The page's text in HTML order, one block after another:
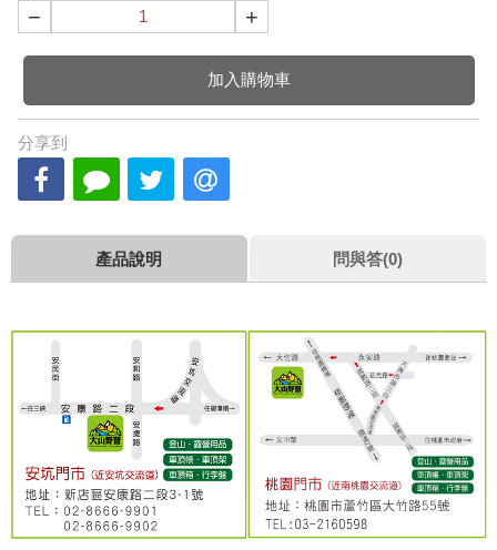
− +
加入購物車
分享到
產品說明 問與答(0)